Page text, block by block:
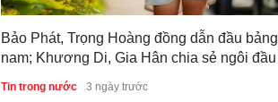
Bảo Phát, Trọng Hoàng đồng dẫn đầu bảng
nam; Khương Di, Gia Hân chia sẻ ngôi đầu
bảng nữ sau vòng 1 Giải Vô địch Golf Trẻ
Quốc gia 2026
Tin trong nước 3 ngày trước